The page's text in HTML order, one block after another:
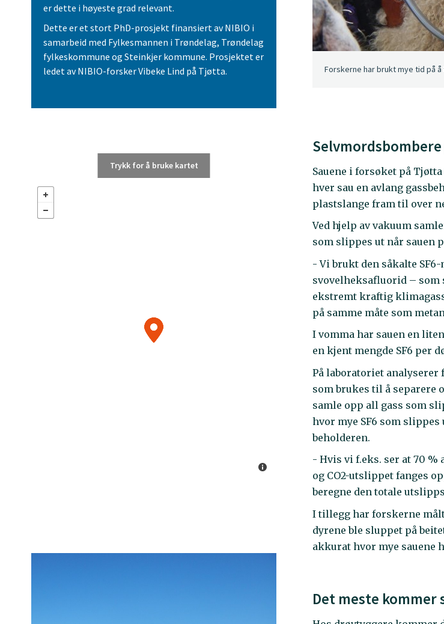
Forskerne har brukt mye tid på
Sauene i forsøket på
hver sau en avlang
plastslange fram til over
Ved hjelp av vakuum
som slippes ut når sauen
- Vi brukt den såkalte
svovelheksafluorid – som
ekstremt kraftig
på samme måte som
I vomma har sauen en
en kjent mengde SF6 per
På laboratoriet
som brukes til å separere
samle opp all gass som
hvor mye SF6 som
beholderen.
- Hvis vi f.eks. ser at 70 %
og CO2-utslippet fanges
beregne den totale
I tillegg har forskerne
dyrene ble sluppet på
akkurat hvor mye sauene
Det meste kommer
er dette i høyeste grad relevant.
Dette er et stort PhD-prosjekt finansiert av NIBIO i
samarbeid med Fylkesmannen i Trøndelag, Trøndelag
fylkeskommune og Steinkjer kommune. Prosjektet er
ledet av NIBIO-forsker Vibeke Lind på Tjøtta.
Trykk for å bruke kartet